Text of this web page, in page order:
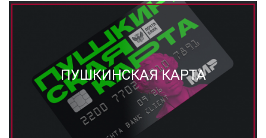
ПУШКИНСКАЯ КАРТА